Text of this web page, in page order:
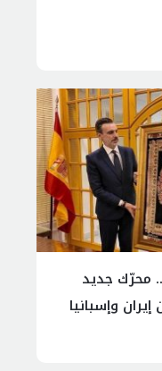
محرّك جديد
وإسبانيا